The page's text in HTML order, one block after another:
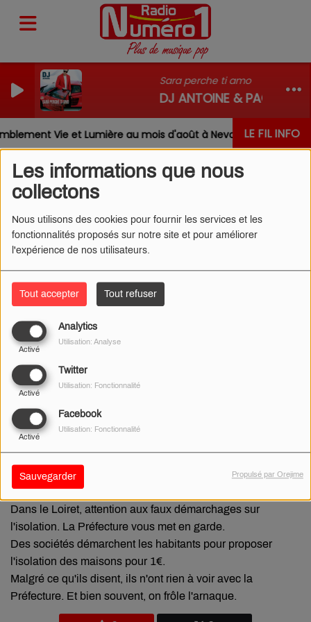
Les informations que nous
collectons
Nous utilisons des cookies pour fournir les services et les
fonctionnalités proposés sur notre site et pour améliorer
l'expérience de nos utilisateurs.
Tout accepter Tout refuser
Analytics
Activé
Utilisation: Analyse
Twitter
Activé
Utilisation: Fonctionnalité
Facebook
Activé
Utilisation: Fonctionnalité
Sauvegarder Propulsé par Orejime
Sara perche ti amo
DJ ANTOINE & PAOLO
LE FIL INFO
Vie et Lumière au mois d'août à Nevoy
ATTENTION AUX FAUX
DÉMARCHEURS DANS LE
LOIRET !
23 AOÛT 2019
Dans le Loiret, attention aux faux démarchages sur
l'isolation. La Préfecture vous met en garde.
Des sociétés démarchent les habitants pour proposer
l'isolation des maisons pour 1€.
Malgré ce qu'ils disent, ils n'ont rien à voir avec la
Préfecture. Et bien souvent, on frôle l'arnaque.